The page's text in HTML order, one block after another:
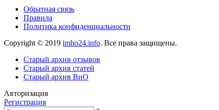
Обратная связь
Правила
Политика конфиденциальности
Copyright © 2019 imho24.info. Все права защищены.
Старый архив отзывов
Старый архив статей
Старый архив ВиО
Авторизация
Регистрация